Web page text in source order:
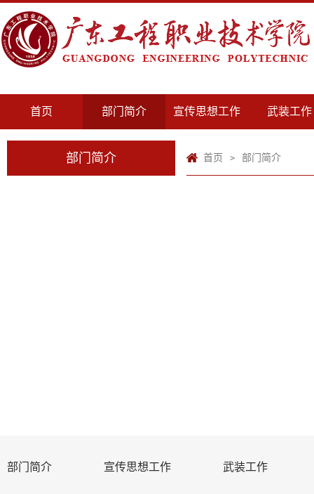
首页 部门简介 宣传思想工作 武装工作
部门简介 首页 > 部门简介
部门简介 宣传思想工作 武装工作